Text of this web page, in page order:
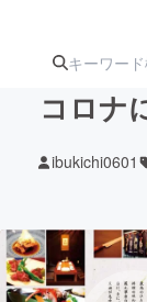
アー
コロナ
ibukichi0601